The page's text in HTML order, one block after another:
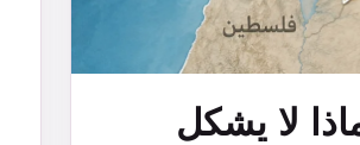
لا يشكل